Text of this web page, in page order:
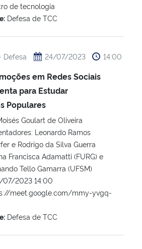
de tecnologia
Defesa de TCC
Defesa 24/07/2023 14:00
em Redes Sociais
para Estudar
Populares
Goulart de Oliveira
Leonardo Ramos
e Rodrigo da Silva Guerra
Francisca Adamatti (FURG) e
Tello Gamarra (UFSM)
07/2023 14:00
meet.google.com/mmy-yvgq-
Defesa de TCC